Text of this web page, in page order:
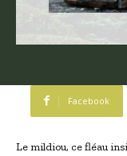
Facebook
Le mildiou, ce fléau